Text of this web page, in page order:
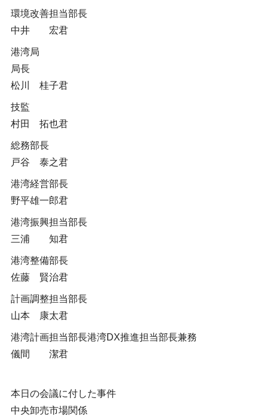
環境改善担当部長
中井 宏君
港湾局
局長
松川 桂子君
技監
村田 拓也君
総務部長
戸谷 泰之君
港湾経営部長
野平雄一郎君
港湾振興担当部長
三浦 知君
港湾整備部長
佐藤 賢治君
計画調整担当部長
山本 康太君
港湾計画担当部長港湾DX推進担当部長兼務
儀間 潔君
本日の会議に付した事件
中央卸売市場関係